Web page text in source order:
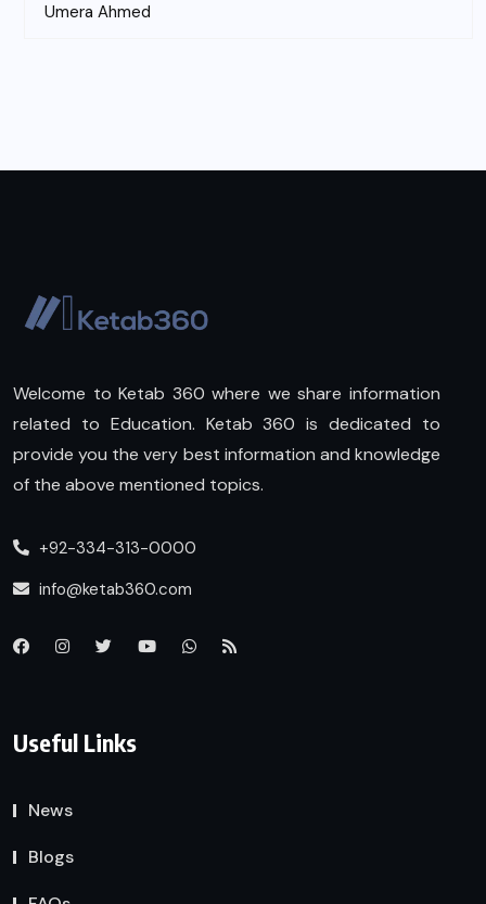
Umera Ahmed
Welcome to Ketab 360 where we share information
related to Education. Ketab 360 is dedicated to
provide you the very best information and knowledge
of the above mentioned topics.
+92-334-313-0000
info@ketab360.com
Useful Links
News
Blogs